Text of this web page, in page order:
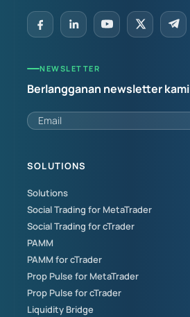
NEWSLETTER
Berlangganan newsletter kami
SOLUTIONS
Solutions
Social Trading for MetaTrader
Social Trading for cTrader
PAMM
PAMM for cTrader
Prop Pulse for MetaTrader
Prop Pulse for cTrader
Liquidity Bridge